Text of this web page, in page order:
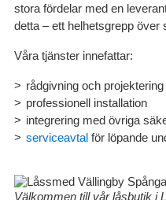
stora fördelar med en
detta – ett helhetsgrepp över
Våra tjänster innefattar:
rådgivning och projektering
professionell installation
integrering med övriga
serviceavtalför löpande
Välkommen till vår låsbutik i